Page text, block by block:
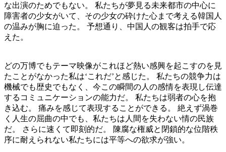
な出演のためでもない。 私たちが夢見る未来都市の中心に
障害者の少女がいて、その少女の砕けた心まで考える韓国人
の温みが胸に迫った。 予想通り、中国人の観客は拍手で応
えた。
どの万博でもテーマ映像がこれほど熱い感興を起こすのを見
たことがなかった私は‘これだ’と感じた。 私たちの競争力は
機械でも歴史でもなく、今この瞬間の人の感情を表現し伝達
するコミュニケーションの能力だ。 私たちは弱者の心を抱
き込む。 痛みを感じて表現することができる。 絶えず渦巻
く人生の屈曲の中でも、私たちは人間を失わない情の民族
だ。 さらに速くて即刻的だ。 陳腐な権威と閉鎖的な位階秩
序に耐えられない私たちには平等への欲求が強い。